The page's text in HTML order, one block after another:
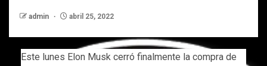
admin abril 25, 2022
Este lunes Elon Musk cerró finalmente la compra de